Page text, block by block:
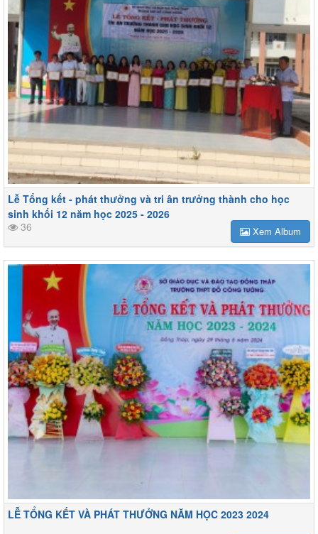
Lễ Tổng kết - phát thưởng và tri ân trưởng thành cho học
sinh khối 12 năm học 2025 - 2026
36
Xem Album
LỄ TỔNG KẾT VÀ PHÁT THƯỞNG NĂM HỌC 2023 2024